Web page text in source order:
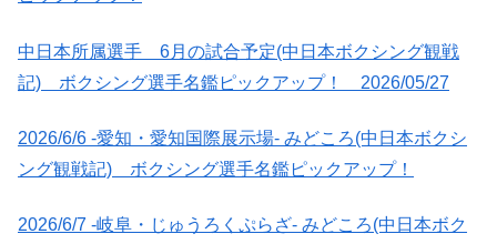
中日本所属選手 6月の試合予定(中日本ボクシング観戦
記) ボクシング選手名鑑ピックアップ！ 2026/05/27
2026/6/6 -愛知・愛知国際展示場- みどころ(中日本ボクシ
ング観戦記) ボクシング選手名鑑ピックアップ！
2026/6/7 -岐阜・じゅうろくぷらざ- みどころ(中日本ボク